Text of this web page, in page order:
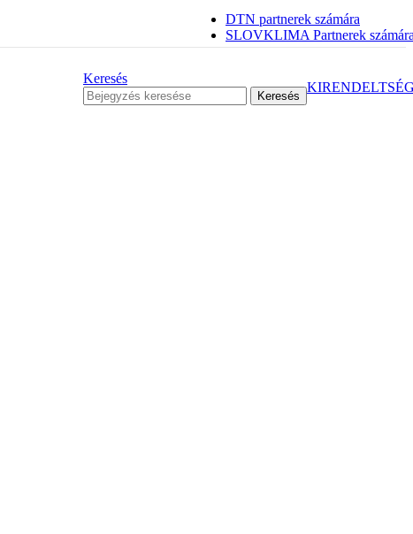
DTN partnerek számára
SLOVKLIMA Partnerek
Keresés
Keresés